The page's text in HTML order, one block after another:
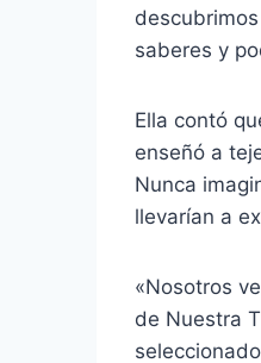
saberes y
Ella contó
enseñó a
Nunca
llevarían a
«Nosotros
de Nuestra